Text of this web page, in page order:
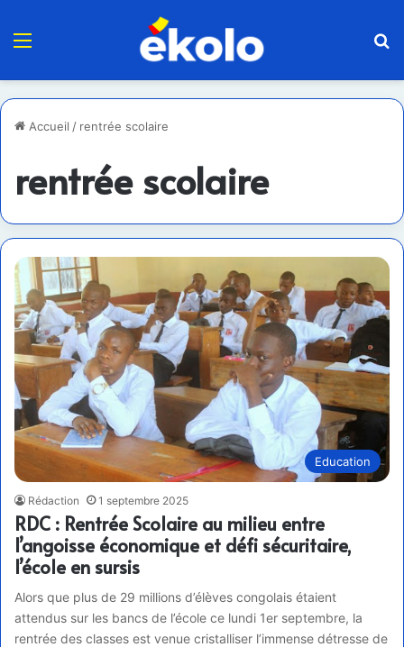
Menu
Accueil / rentrée scolaire
rentrée scolaire
Education
Rédaction 1 septembre 2025
RDC : Rentrée Scolaire au milieu entre
l’angoisse économique et défi sécuritaire,
l’école en sursis
Alors que plus de 29 millions d’élèves congolais étaient
attendus sur les bancs de l’école ce lundi 1er septembre, la
rentrée des classes est venue cristalliser l’immense détresse de